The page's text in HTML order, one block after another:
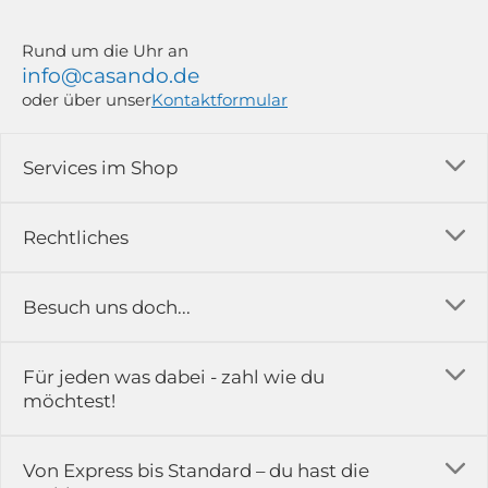
Rechtliches
Impressum
Rückgabe & Reklamation
Services im Shop
Versandkosten
Erfahrungsberichte & Bewertungen
Kontakt
Karriere
Besuch uns doch...
in der Ausstellung...
51789 Lindlar
Rund um die Uhr an
info@casando.de
oder über unserKontaktformular
Für jeden was dabei - zahl wie du
möchtest!
Von Express bis Standard – du hast die